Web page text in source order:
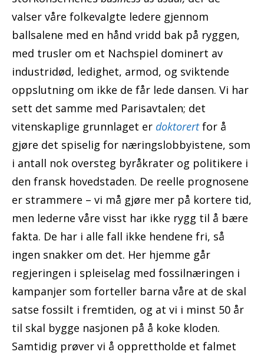
valser våre folkevalgte ledere gjennom
ballsalene med en hånd vridd bak på ryggen,
med trusler om et Nachspiel dominert av
industridød, ledighet, armod, og sviktende
oppslutning om ikke de får lede dansen. Vi har
sett det samme med Parisavtalen; det
vitenskaplige grunnlaget er doktorertfor å
gjøre det spiselig for næringslobbyistene, som
i antall nok oversteg byråkrater og politikere i
den fransk hovedstaden. De reelle prognosene
er strammere – vi må gjøre mer på kortere tid,
men lederne våre visst har ikke rygg til å bære
fakta. De har i alle fall ikke hendene fri, så
ingen snakker om det. Her hjemme går
regjeringen i spleiselag med fossilnæringen i
kampanjer som forteller barna våre at de skal
satse fossilt i fremtiden, og at vi i minst 50 år
til skal bygge nasjonen på å koke kloden.
Samtidig prøver vi å opprettholde et falmet